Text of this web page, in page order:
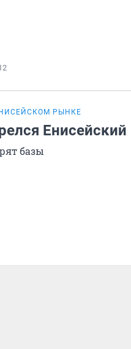
РЫНКЕ
базы